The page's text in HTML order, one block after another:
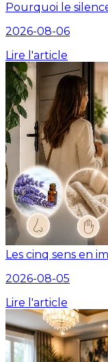
Pourquoi le
2026-08-06
Lire l'article
Les cinq sens en
2026-08-05
Lire l'article